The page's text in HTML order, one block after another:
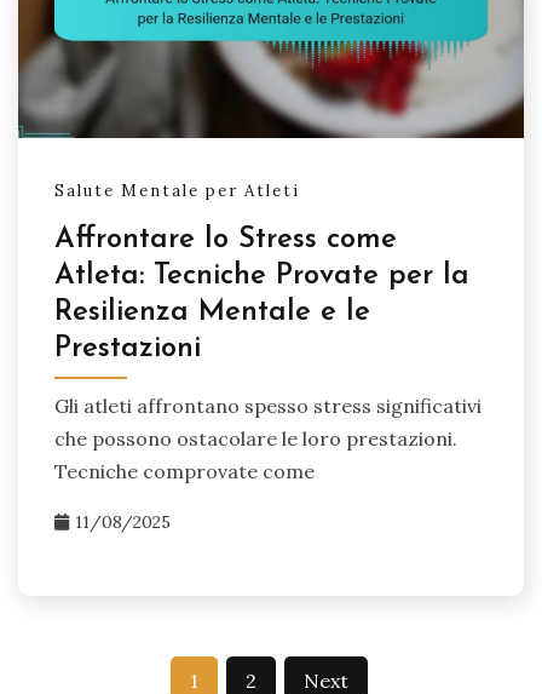
Salute Mentale per Atleti
Affrontare lo Stress come
Atleta: Tecniche Provate per la
Resilienza Mentale e le
Prestazioni
Gli atleti affrontano spesso stress significativi
che possono ostacolare le loro prestazioni.
Tecniche comprovate come
11/08/2025
1 2 Next